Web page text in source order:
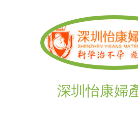
深圳怡康婦